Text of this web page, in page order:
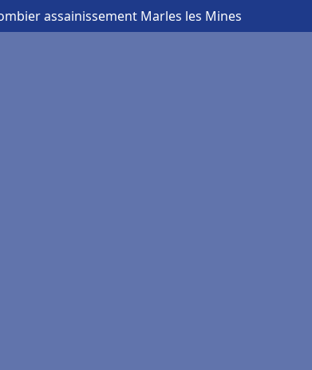
assainissement Marles les Mines